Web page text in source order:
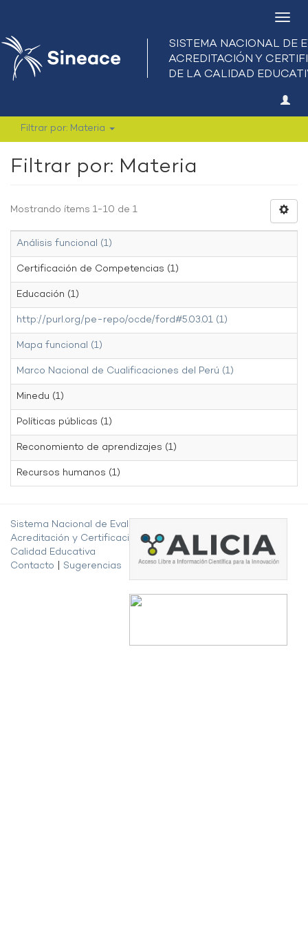
Filtrar por: Materia
Filtrar por: Materia
Mostrando ítems 1-10 de 1
Análisis funcional (1)
Certificación de Competencias (1)
Educación (1)
http://purl.org/pe-repo/ocde/ford#5.03.01 (1)
Mapa funcional (1)
Marco Nacional de Cualificaciones del Perú (1)
Minedu (1)
Políticas públicas (1)
Reconomiento de aprendizajes (1)
Recursos humanos (1)
Sistema Nacional de Evaluación,
Acreditación y Certificación de la
Calidad Educativa
Contacto
Sugerencias